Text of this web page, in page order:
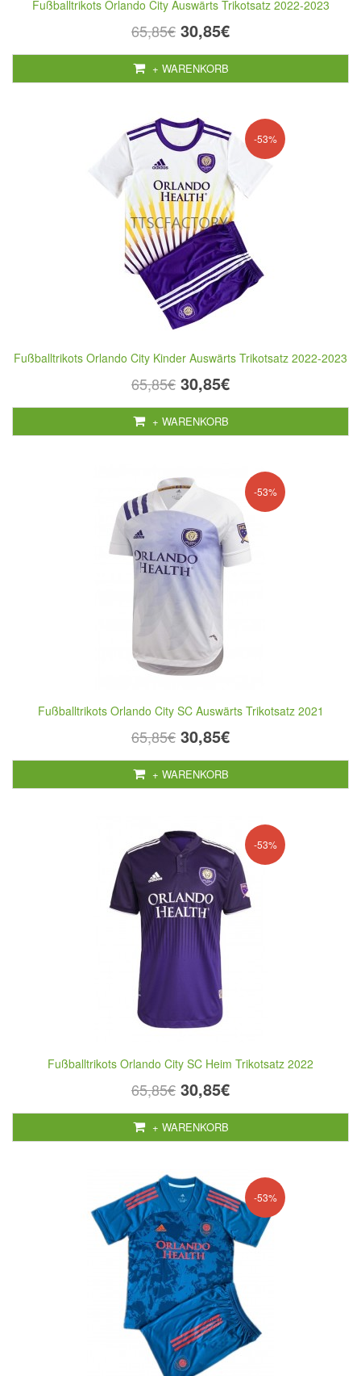
Fußballtrikots Orlando City Auswärts Trikotsatz 2022-2023
65,85€ 30,85€
+ WARENKORB
-53%
Fußballtrikots Orlando City Kinder Auswärts Trikotsatz 2022-2023
65,85€ 30,85€
+ WARENKORB
-53%
Fußballtrikots Orlando City SC Auswärts Trikotsatz 2021
65,85€ 30,85€
+ WARENKORB
-53%
Fußballtrikots Orlando City SC Heim Trikotsatz 2022
65,85€ 30,85€
+ WARENKORB
-53%